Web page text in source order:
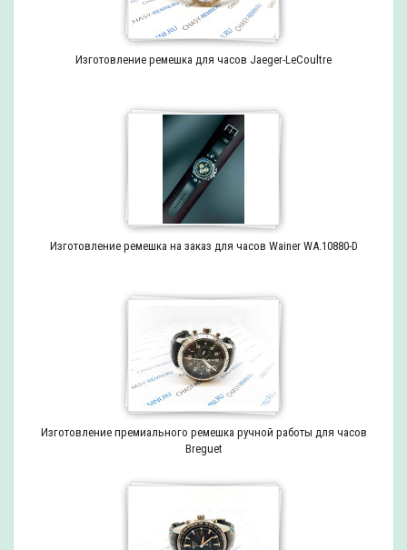
Изготовление ремешка для часов Jaeger-LeCoultre
Изготовление ремешка на заказ для часов Wainer WA.10880-D
Изготовление премиального ремешка ручной работы для часов
Breguet